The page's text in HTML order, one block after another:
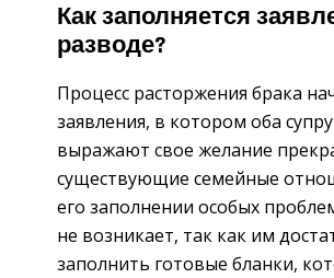
Как заполняется
разводе?
Процесс расторжения брака
заявления, в котором оба
выражают свое желание
существующие семейные
его заполнении особых
не возникает, так как им
заполнить готовые бланки,